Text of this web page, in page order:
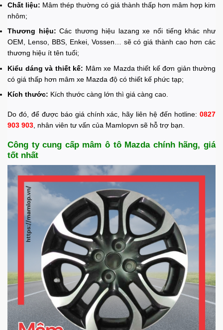
Chất liệu: Mâm thép thường có giá thành thấp hơn mâm hợp kim
nhôm;
Thương hiệu: Các thương hiệu lazang xe nổi tiếng khác như
OEM, Lenso, BBS, Enkei, Vossen… sẽ có giá thành cao hơn các
thương hiệu ít tên tuổi;
Kiểu dáng và thiết kế: Mâm xe Mazda thiết kế đơn giản thường
có giá thấp hơn mâm xe Mazda độ có thiết kế phức tạp;
Kích thước: Kích thước càng lớn thì giá càng cao.
Do đó, để được báo giá chính xác, hãy liên hệ đến hotline: 0827
903 903 , nhân viên tư vấn của Mamlopvn sẽ hỗ trợ bạn.
Công ty cung cấp mâm ô tô Mazda chính hãng, giá
tốt nhất